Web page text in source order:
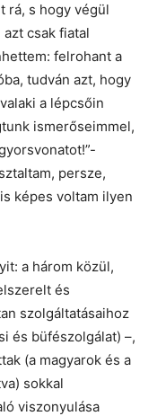
rá, s hogy végül
csak fiatal
felrohant a
tudván azt, hogy
a lépcsőin
ismerőseimmel,
persze,
képes voltam ilyen
a három közül,
és
szolgáltatásaihoz
és büfészolgálat) –,
(a magyarok és a
sokkal
viszonyulása